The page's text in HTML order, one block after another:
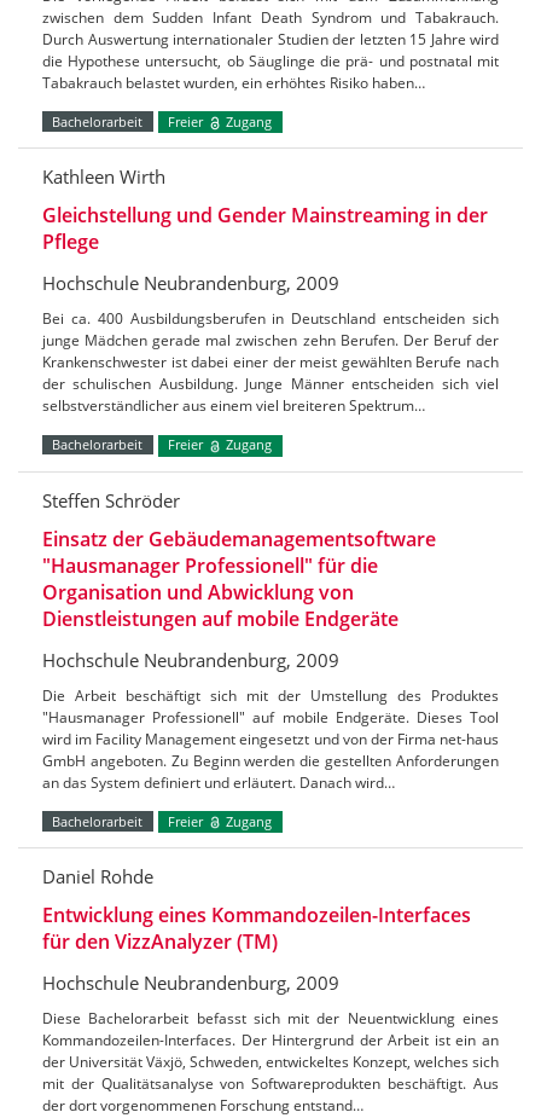
zwischen dem Sudden Infant Death Syndrom und Tabakrauch.
Durch Auswertung internationaler Studien der letzten 15 Jahre wird
die Hypothese untersucht, ob Säuglinge die prä- und postnatal mit
Tabakrauch belastet wurden, ein erhöhtes Risiko haben…
Bachelorarbeit Freier Zugang
Kathleen Wirth
Gleichstellung und Gender Mainstreaming in der
Pflege
Hochschule Neubrandenburg, 2009
Bei ca. 400 Ausbildungsberufen in Deutschland entscheiden sich
junge Mädchen gerade mal zwischen zehn Berufen. Der Beruf der
Krankenschwester ist dabei einer der meist gewählten Berufe nach
der schulischen Ausbildung. Junge Männer entscheiden sich viel
selbstverständlicher aus einem viel breiteren Spektrum…
Bachelorarbeit Freier Zugang
Steffen Schröder
Einsatz der Gebäudemanagementsoftware
"Hausmanager Professionell" für die
Organisation und Abwicklung von
Dienstleistungen auf mobile Endgeräte
Hochschule Neubrandenburg, 2009
Die Arbeit beschäftigt sich mit der Umstellung des Produktes
"Hausmanager Professionell" auf mobile Endgeräte. Dieses Tool
wird im Facility Management eingesetzt und von der Firma net-haus
GmbH angeboten. Zu Beginn werden die gestellten Anforderungen
an das System definiert und erläutert. Danach wird…
Bachelorarbeit Freier Zugang
Daniel Rohde
Entwicklung eines Kommandozeilen-Interfaces
für den VizzAnalyzer (TM)
Hochschule Neubrandenburg, 2009
Diese Bachelorarbeit befasst sich mit der Neuentwicklung eines
Kommandozeilen-Interfaces. Der Hintergrund der Arbeit ist ein an
der Universität Växjö, Schweden, entwickeltes Konzept, welches sich
mit der Qualitätsanalyse von Softwareprodukten beschäftigt. Aus
der dort vorgenommenen Forschung entstand…